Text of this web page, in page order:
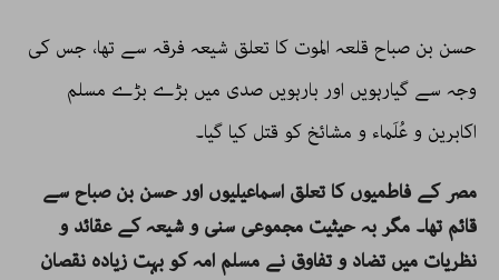
حسن بن صباح قلعہ الموت کا تعلق شیعہ فرقہ سے تھا، جس کی
وجہ سے گیارہویں اور بارہویں صدی میں بڑے بڑے مسلم
اکابرین و عُلَماء و مشائخ کو قتل کیا گیا۔
مصر کے فاطمیوں کا تعلق اسماعیلیوں اور حسن بن صباح سے
قائم تھا۔ مگر بہ حیثیت مجموعی سنی و شیعہ کے عقائد و
نظریات میں تضاد و تفاوق نے مسلم امہ کو بہت زیادہ نقصان